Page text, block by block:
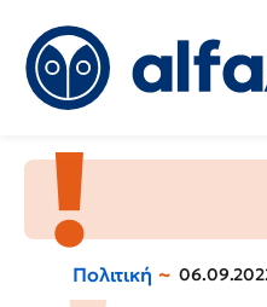
Πολιτική